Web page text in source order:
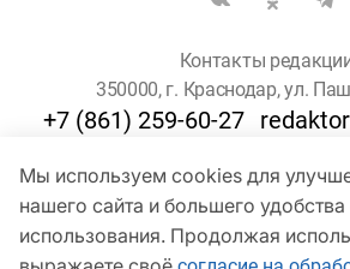
Мы используем cookies для
нашего сайта и большего удобства
использования. Продолжая
Контакты
350000, г. Краснодар, ул.
+7 (861) 259-60-27
Для пользователей
© Кубанские Новости,
Сетевое издание «kubnews»